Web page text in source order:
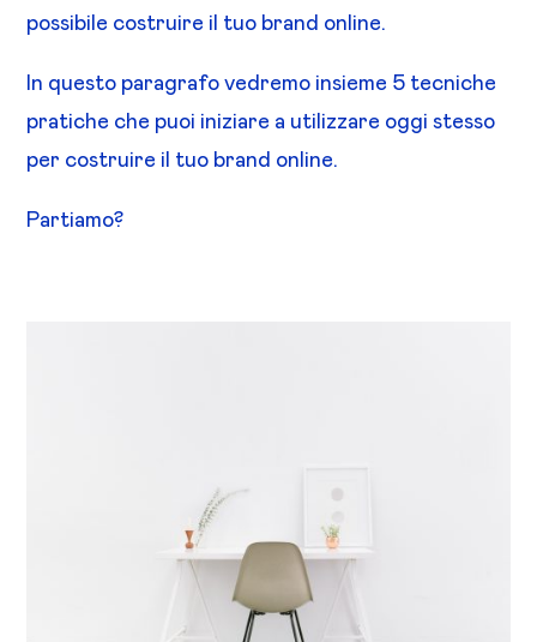
possibile costruire il tuo brand online.
In questo paragrafo vedremo insieme 5 tecniche
pratiche che puoi iniziare a utilizzare oggi stesso
per costruire il tuo brand online.
Partiamo?